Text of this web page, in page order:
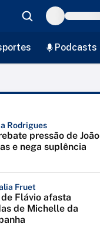
Podcasts
Rodrigues
pressão de João
e nega suplência
Fruet
Flávio afasta
de Michelle da